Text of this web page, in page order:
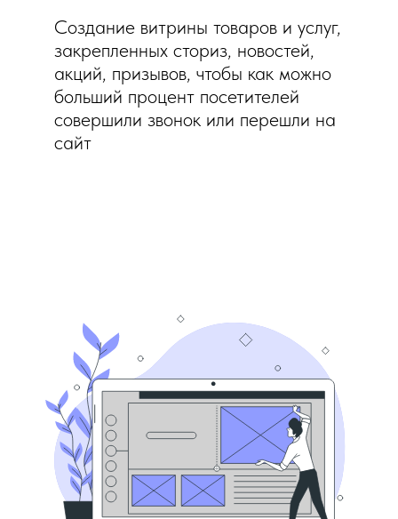
Создание витрины товаров и услуг,
закрепленных сториз, новостей,
акций, призывов, чтобы как можно
больший процент посетителей
совершили звонок или перешли на
сайт